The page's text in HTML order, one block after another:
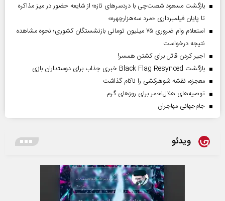
بازگشت مسعود شصت‌چی با دردسر‌های تازه؛ از شایعه حضور در میز مذاکره
تا پایان فیلمبرداری «مرد سه‌هزارچهره»
استعلام وام ضروری ۷۵ میلیون تومانی بازنشستگان کشوری؛ نحوه مشاهده
نتیجه درخواست
اجیر کردن قاتل برای کشتن همسر!
بازگشت Black Flag Resynced خبری جذاب برای دوستداران بازی
معجزه، نقشه شوهرکشی را ناکام گذاشت
توصیه‌های هلال‌احمر برای روز‌های گرم
جام‌جهانی مهاجران
ویدئو